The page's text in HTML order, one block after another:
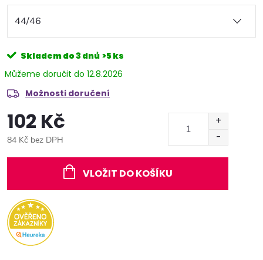
Skladem do 3 dnů >5 ks
12.8.2026
Možnosti doručení
102 Kč
84 Kč bez DPH
VLOŽIT DO KOŠÍKU